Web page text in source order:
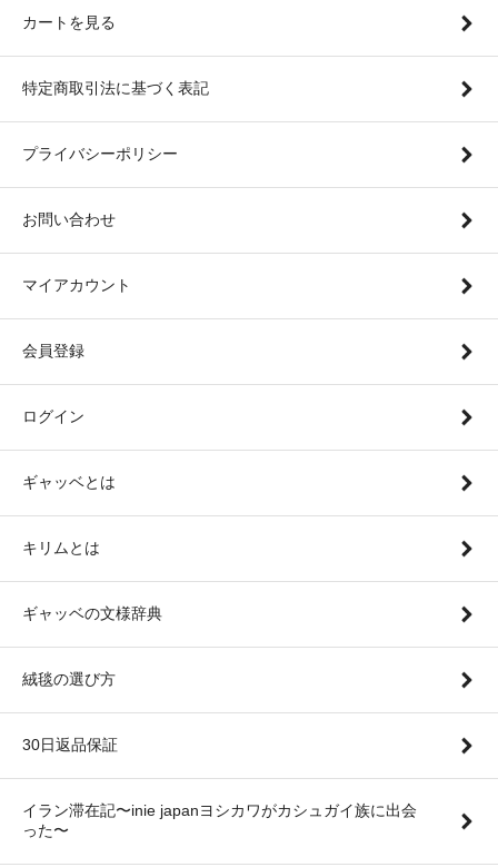
カートを見る
特定商取引法に基づく表記
プライバシーポリシー
お問い合わせ
マイアカウント
会員登録
ログイン
ギャッベとは
キリムとは
ギャッベの文様辞典
絨毯の選び方
30日返品保証
イラン滞在記〜inie japanヨシカワがカシュガイ族に出会
った〜